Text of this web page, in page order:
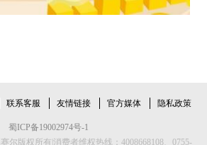
联系客服 友情链接 官方媒体 隐私政策
蜀ICP备19002974号-1
尔版权所有|消费者维权热线：4008668108、0755-